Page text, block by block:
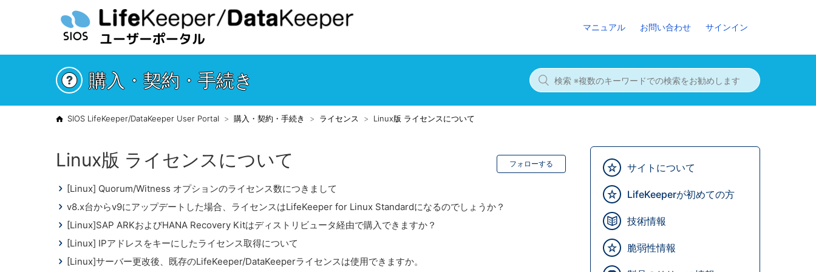
マニュアル お問い合わせ サインイン
購入・契約・手続き
SIOS LifeKeeper/DataKeeper User Portal 購入・契約・手続き ライセンス Linux版 ライセンスについて
サイトについて
LifeKeeperが初めての方
技術情報
脆弱性情報
Linux版 ライセンスについて フォローする
[Linux] Quorum/Witness オプションのライセンス数につきまして
v8.x台からv9にアップデートした場合、ライセンスはLifeKeeper for Linux Standardになるのでしょうか？
[Linux]SAP ARKおよびHANA Recovery Kitはディストリビュータ経由で購入できますか？
[Linux] IPアドレスをキーにしたライセンス取得について
[Linux]サーバー更改後、既存のLifeKeeper/DataKeeperライセンスは使用できますか。